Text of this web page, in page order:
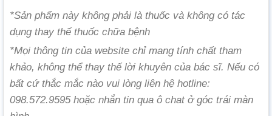
*Sản phẩm này không phải là thuốc và không có tác
dụng thay thế thuốc chữa bệnh
*Mọi thông tin của website chỉ mang tính chất tham
khảo, không thể thay thế lời khuyên của bác sĩ. Nếu có
bất cứ thắc mắc nào vui lòng liên hệ hotline:
098.572.9595 hoặc nhắn tin qua ô chat ở góc trái màn